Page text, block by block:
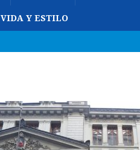
VIDA Y ESTILO